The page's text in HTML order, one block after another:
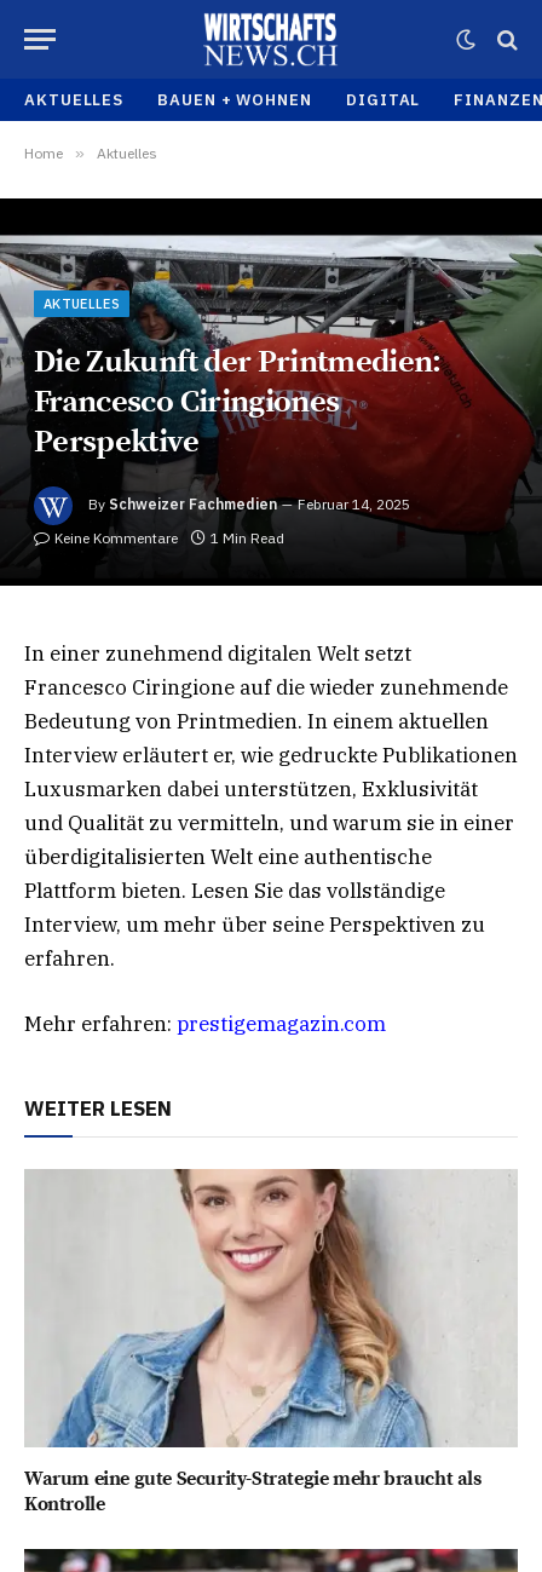
AKTUELLES BAUEN + WOHNEN DIGITAL
Home » Aktuelles
AKTUELLES
Die Zukunft der Printmedien:
Francesco Ciringiones
Perspektive
By Schweizer Fachmedien
Februar 14, 2025
Keine Kommentare
1 Min Read
In einer zunehmend digitalen Welt setzt
Francesco Ciringione auf die wieder zunehmende
Bedeutung von Printmedien. In einem aktuellen
Interview erläutert er, wie gedruckte Publikationen
Luxusmarken dabei unterstützen, Exklusivität
und Qualität zu vermitteln, und warum sie in einer
überdigitalisierten Welt eine authentische
Plattform bieten. Lesen Sie das vollständige
Interview, um mehr über seine Perspektiven zu
erfahren.
Mehr erfahren: prestigemagazin.com
WEITER LESEN
Warum eine gute Security-Strategie mehr braucht als
Kontrolle